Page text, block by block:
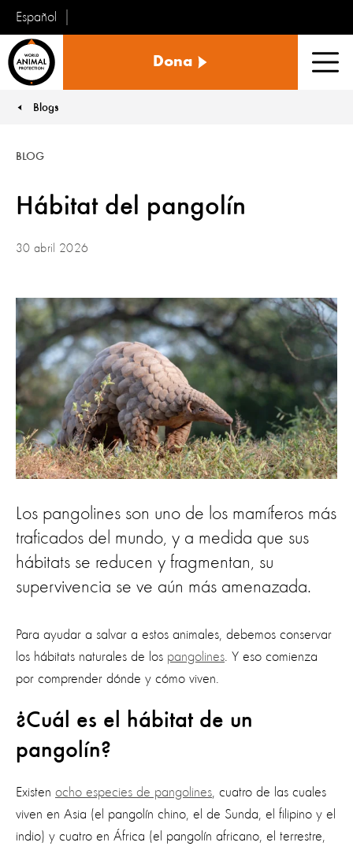
Español
Animal
Dona
You are here:
Blogs
Hábitat del pangolín
BLOG
30 abril 2026
Los pangolines son uno de los mamíferos más
traficados del mundo, y a medida que sus
hábitats se reducen y fragmentan, su
supervivencia se ve aún más amenazada.
Para ayudar a salvar a estos animales, debemos conservar
los hábitats naturales de los pangolines . Y eso comienza
por comprender dónde y cómo viven.
¿Cuál es el hábitat de un
pangolín?
Existen ocho especies de pangolines , cuatro de las cuales
viven en Asia (el pangolín chino, el de Sunda, el filipino y el
indio) y cuatro en África (el pangolín africano, el terrestre,